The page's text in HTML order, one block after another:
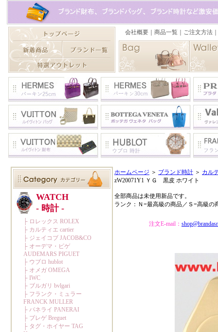
ホームページ ＞ ブランド時計 ＞ カル
zW20071Y1 ＹＧ 黒皮 ホワイト
全部商品は未使用新品です。
ランク：Ｎ=最高級の商品／Ｓ=高級の
注文E-mail：